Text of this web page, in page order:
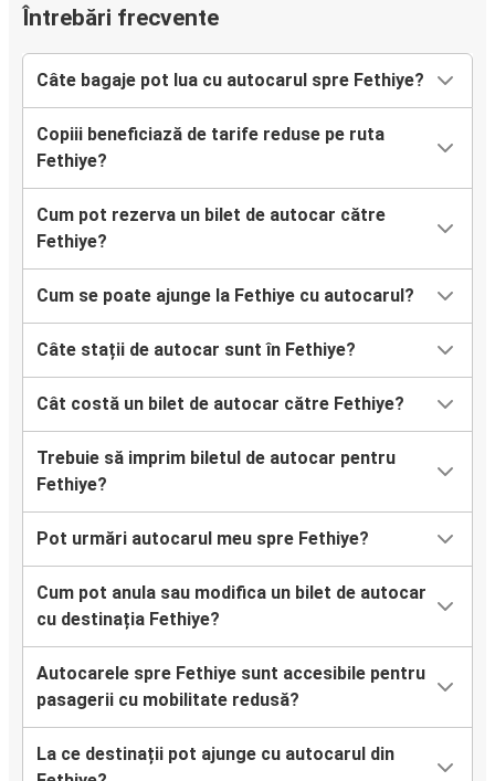
Întrebări frecvente
Câte bagaje pot lua cu autocarul spre Fethiye?
Copiii beneficiază de tarife reduse pe ruta
Fethiye?
Cum pot rezerva un bilet de autocar către
Fethiye?
Cum se poate ajunge la Fethiye cu autocarul?
Câte stații de autocar sunt în Fethiye?
Cât costă un bilet de autocar către Fethiye?
Trebuie să imprim biletul de autocar pentru
Fethiye?
Pot urmări autocarul meu spre Fethiye?
Cum pot anula sau modifica un bilet de autocar
cu destinația Fethiye?
Autocarele spre Fethiye sunt accesibile pentru
pasagerii cu mobilitate redusă?
La ce destinații pot ajunge cu autocarul din